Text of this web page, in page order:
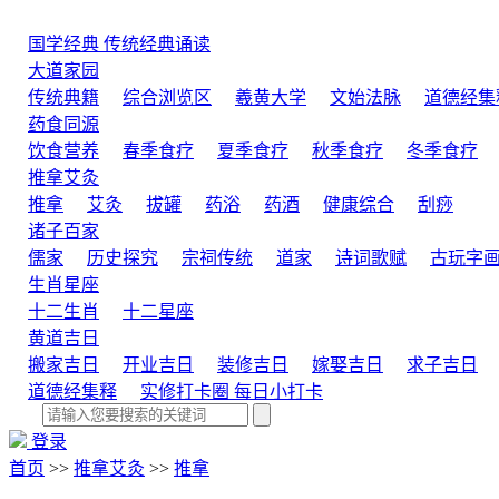
国学经典 传统经典诵读
大道家园
传统典籍
综合浏览区 羲黄大学 文始法脉
道德经集
药食同源
饮食营养
春季食疗 夏季食疗 秋季食疗 冬季食疗
推拿艾灸
推拿
艾灸 拔罐 药浴 药酒 健康综合
刮痧
诸子百家
儒家
历史探究 宗祠传统 道家 诗词歌赋 古玩字画
生肖星座
十二生肖
十二星座
黄道吉日
搬家吉日
开业吉日 装修吉日 嫁娶吉日
求子吉日
道德经集释
实修打卡圈 每日小打卡
登录
首页 >> 推拿艾灸 >> 推拿